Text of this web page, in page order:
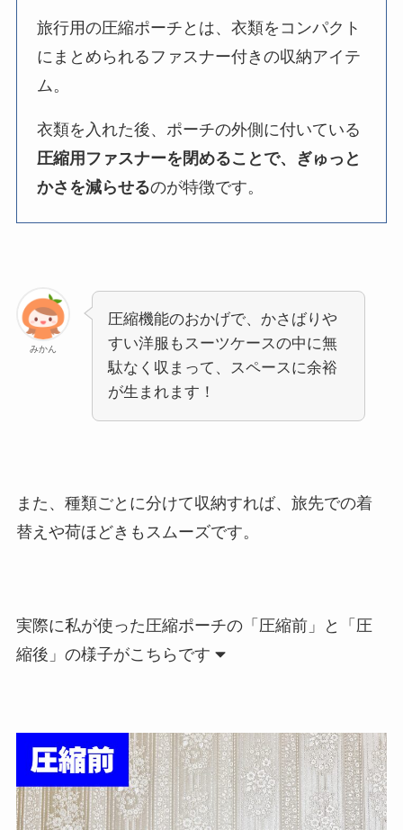
旅行用の圧縮ポーチとは、衣類をコンパクト
にまとめられるファスナー付きの収納アイテ
ム。
衣類を入れた後、ポーチの外側に付いている
圧縮用ファスナーを閉めることで、ぎゅっと
かさを減らせるのが特徴です。
みかん
圧縮機能のおかげで、かさばりや
すい洋服もスーツケースの中に無
駄なく収まって、スペースに余裕
が生まれます！
また、種類ごとに分けて収納すれば、旅先での着
替えや荷ほどきもスムーズです。
実際に私が使った圧縮ポーチの「圧縮前」と「圧
縮後」の様子がこちらです